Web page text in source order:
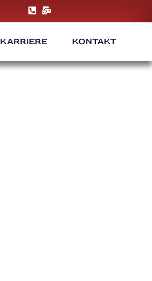
KARRIERE KONTAKT